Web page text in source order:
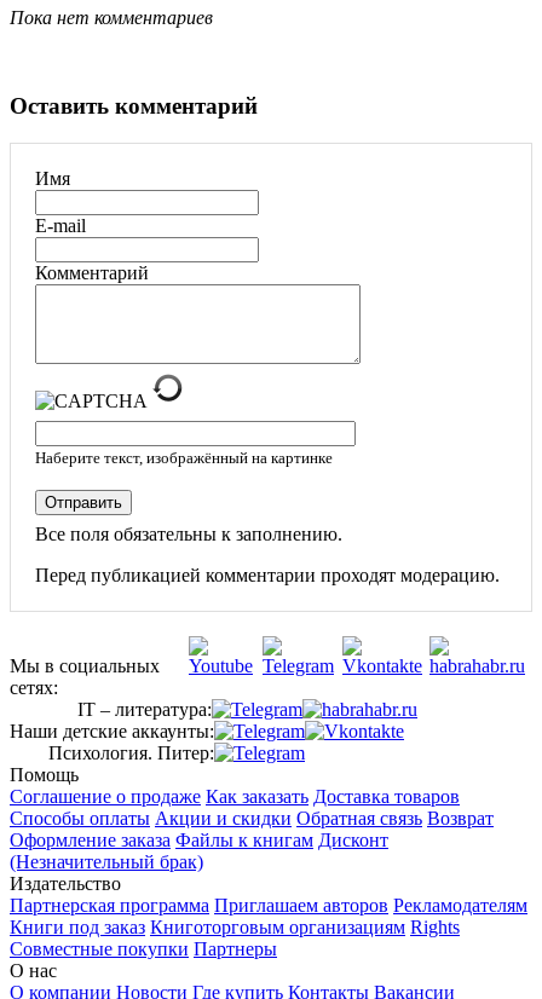
Пока нет комментариев
Оставить комментарий
Имя
E-mail
Комментарий
Наберите текст, изображённый на картинке
Отправить
Все поля обязательны к заполнению.
Перед публикацией комментарии проходят модерацию.
Мы в социальных
сетях:
IT – литература:
Наши детские аккаунты:
Психология. Питер:
Помощь
Соглашение о продаже Как заказать Доставка товаров
Способы оплаты Акции и скидки Обратная связь Возврат
Оформление заказа Файлы к книгам Дисконт
(Незначительный брак)
Издательство
Партнерская программа Приглашаем авторов Рекламодателям
Книги под заказ Книготорговым организациям Rights
Совместные покупки Партнеры
О нас
О компании Новости Где купить Контакты Вакансии